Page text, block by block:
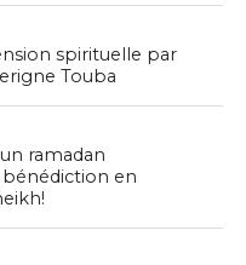
spirituelle par
Touba
ramadan
bénédiction en